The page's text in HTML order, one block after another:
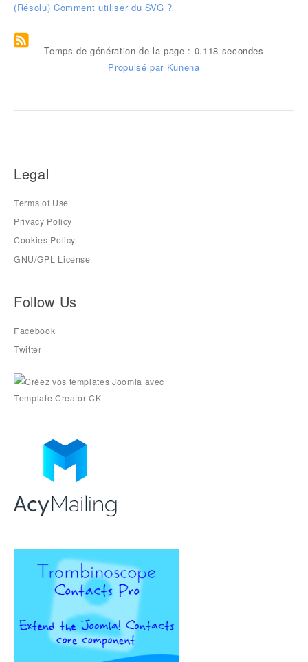
(Résolu) Comment utiliser du SVG ?
Temps de génération de la page : 0.118 secondes
Propulsé par Kunena
Legal
Terms of Use
Privacy Policy
Cookies Policy
GNU/GPL License
Follow Us
Facebook
Twitter